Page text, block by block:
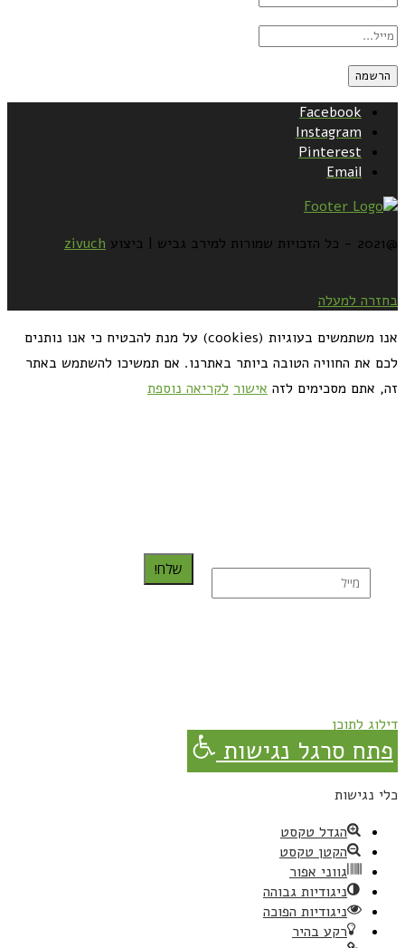
Facebook
Instagram
Pinterest
Email
@2021 - כל הזכויות שמורות למירב גביש | ביצוע zivuch
בחזרה למעלה
אנו משתמשים בעוגיות (cookies) על מנת להבטיח כי אנו נותנים
לכם את החוויה הטובה ביותר באתרנו. אם תמשיכו להשתמש באתר
זה, אתם מסכימים לזה אישור לקריאה נוספת
שלח!
דילוג לתוכן
פתח סרגל נגישות
כלי נגישות
הגדל טקסט
הקטן טקסט
גווני אפור
ניגודיות גבוהה
ניגודיות הפוכה
רקע בהיר